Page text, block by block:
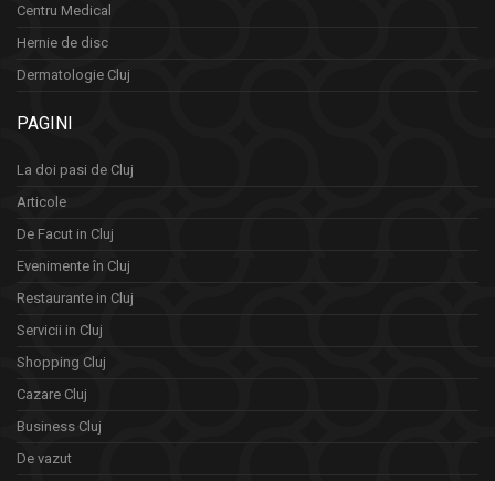
Centru Medical
Hernie de disc
Dermatologie Cluj
PAGINI
La doi pasi de Cluj
Articole
De Facut in Cluj
Evenimente în Cluj
Restaurante in Cluj
Servicii in Cluj
Shopping Cluj
Cazare Cluj
Business Cluj
De vazut